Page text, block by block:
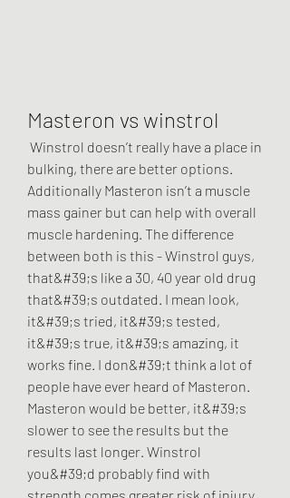
Masteron vs winstrol
bulking, there are better options.
Additionally Masteron isn’t a muscle
mass gainer but can help with overall
muscle hardening. The difference
between both is this - Winstrol guys,
that&#39;s like a 30, 40 year old drug
that&#39;s outdated. I mean look,
it&#39;s tried, it&#39;s tested,
it&#39;s true, it&#39;s amazing, it
works fine. I don&#39;t think a lot of
people have ever heard of Masteron.
Masteron would be better, it&#39;s
slower to see the results but the
results last longer. Winstrol
you&#39;d probably find with
strength comes greater risk of injury